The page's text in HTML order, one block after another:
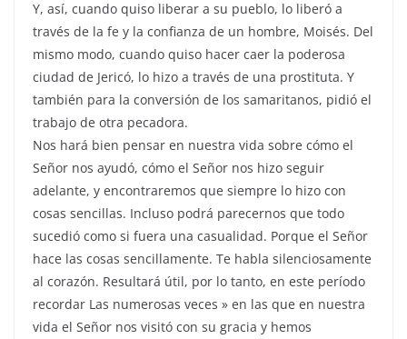
Y, así, cuando quiso liberar a su pueblo, lo liberó a
través de la fe y la confianza de un hombre, Moisés. Del
mismo modo, cuando quiso hacer caer la poderosa
ciudad de Jericó, lo hizo a través de una prostituta. Y
también para la conversión de los samaritanos, pidió el
trabajo de otra pecadora.
Nos hará bien pensar en nuestra vida sobre cómo el
Señor nos ayudó, cómo el Señor nos hizo seguir
adelante, y encontraremos que siempre lo hizo con
cosas sencillas. Incluso podrá parecernos que todo
sucedió como si fuera una casualidad. Porque el Señor
hace las cosas sencillamente. Te habla silenciosamente
al corazón. Resultará útil, por lo tanto, en este período
recordar Las numerosas veces » en las que en nuestra
vida el Señor nos visitó con su gracia y hemos